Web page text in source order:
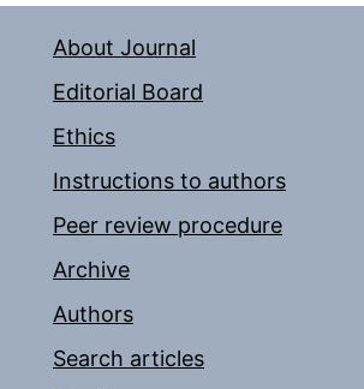
About Journal
Editorial Board
Ethics
Instructions to authors
Peer review procedure
Archive
Authors
Search articles